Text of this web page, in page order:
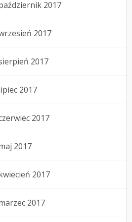
2017
2017
2017
2017
2017
2017
2017
2017